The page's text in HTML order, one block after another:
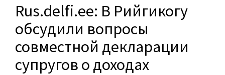
Rus.delfi.ee: В Рийгикогу
обсудили вопросы
совместной декларации
супругов о доходах